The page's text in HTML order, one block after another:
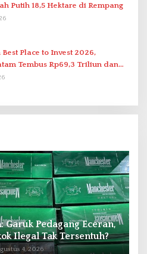
Putih 18,5 Hektare di Rempang
Place to Invest 2026,
Tembus Rp69,3 Triliun dan
6,76 Persen
Garuk Pedagang Eceran,
Ilegal Tak Tersentuh?
4, 2026